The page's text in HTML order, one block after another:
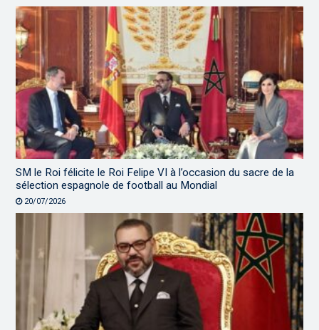
SM le Roi félicite le Roi Felipe VI à l’occasion du sacre de la
sélection espagnole de football au Mondial
20/07/2026